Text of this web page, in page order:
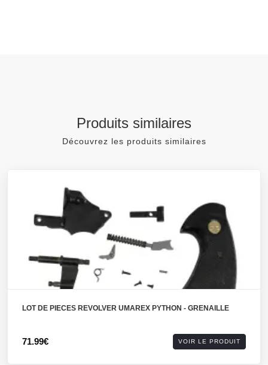
Produits similaires
Découvrez les produits similaires
LOT DE PIECES REVOLVER UMAREX PYTHON - GRENAILLE
71.99€ VOIR LE PRODUIT